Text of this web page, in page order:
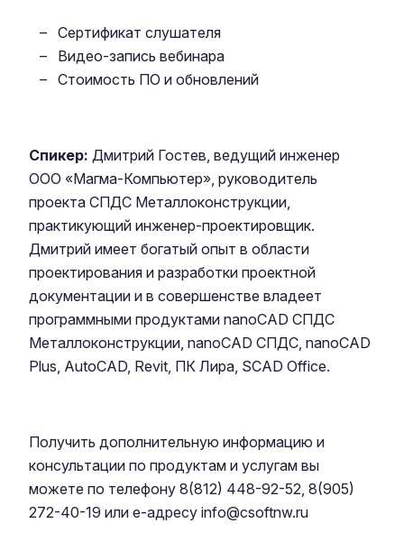
Сертификат слушателя
Видео-запись вебинара
Стоимость ПО и обновлений
Спикер: Дмитрий Гостев, ведущий инженер
ООО «Магма-Компьютер», руководитель
проекта СПДС Металлоконструкции,
практикующий инженер-проектировщик.
Дмитрий имеет богатый опыт в области
проектирования и разработки проектной
документации и в совершенстве владеет
программными продуктами nanoCAD СПДС
Металлоконструкции, nanoCAD СПДС, nanoCAD
Plus, AutoCAD, Revit, ПК Лира, SCAD Office.
Получить дополнительную информацию и
консультации по продуктам и услугам вы
можете по телефону 8(812) 448-92-52, 8(905)
272-40-19 или е-адресу info@csoftnw.ru